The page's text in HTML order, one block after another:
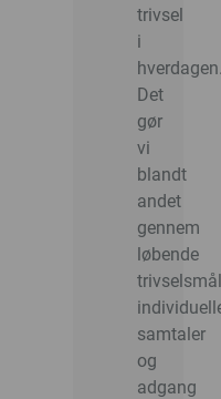
trivsel
i
hverdagen.
Det
gør
vi
blandt
andet
gennem
løbende
samtaler
og
adgang